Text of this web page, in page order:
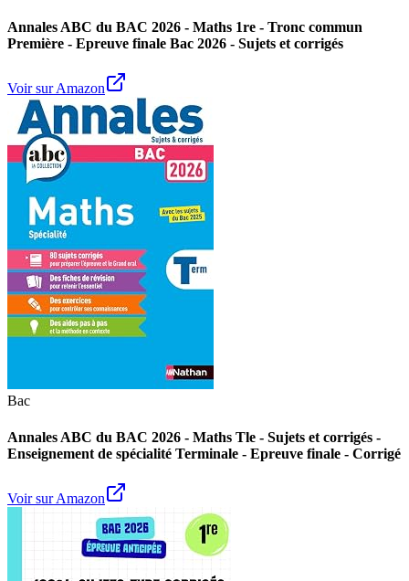
Annales ABC du BAC 2026 - Maths 1re - Tronc commun
Première - Epreuve finale Bac 2026 - Sujets et corrigés
Voir sur Amazon
Bac
Annales ABC du BAC 2026 - Maths Tle - Sujets et corrigés -
Enseignement de spécialité Terminale - Epreuve finale - Corrigé
Voir sur Amazon